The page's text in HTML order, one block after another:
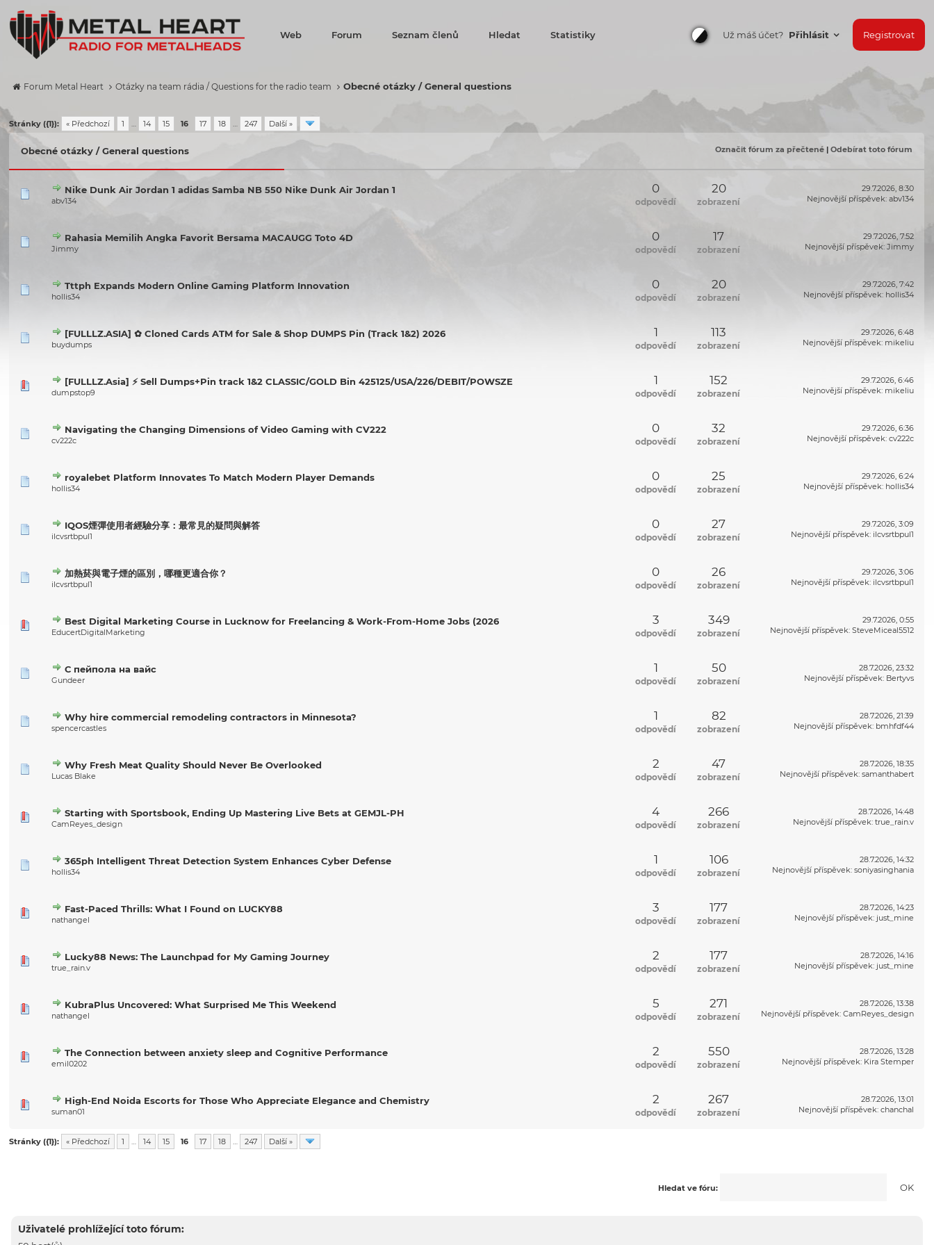
Web Forum Seznam členů Hledat Statistiky Už máš účet? Přihlásit Registrovat
Forum Metal Heart Otázky na team rádia / Questions for the radio team Obecné otázky / General questions
Stránky ({1}): « Předchozí 1 … 14 15 16 17 18 … 247 Další »
Označit fórum za přečtené |Odebírat toto fórum
Obecné otázky / General questions
Nike Dunk Air Jordan 1 adidas Samba NB 550 Nike Dunk Air Jordan 1
abv134
0
odpovědí
20
zobrazení
29.7.2026, 8:30
Nejnovější příspěvek:abv134
Rahasia Memilih Angka Favorit Bersama MACAUGG Toto 4D
Jimmy
0
odpovědí
17
zobrazení
29.7.2026, 7:52
Nejnovější příspěvek:Jimmy
Tttph Expands Modern Online Gaming Platform Innovation
hollis34
0
odpovědí
20
zobrazení
29.7.2026, 7:42
Nejnovější příspěvek: hollis34
[FULLLZ.ASIA] ✿ Cloned Cards ATM for Sale & Shop DUMPS Pin (Track 1&2) 2026
buydumps
1
odpovědí
113
zobrazení
29.7.2026, 6:48
Nejnovější příspěvek: mikeliu
[FULLLZ.Asia] ⚡ Sell Dumps+Pin track 1&2 CLASSIC/GOLD Bin 425125/USA/226/DEBIT/POWSZE
dumpstop9
1
odpovědí
152
zobrazení
29.7.2026, 6:46
Nejnovější příspěvek: mikeliu
Navigating the Changing Dimensions of Video Gaming with CV222
cv222c
0
odpovědí
32
zobrazení
29.7.2026, 6:36
Nejnovější příspěvek:cv222c
royalebet Platform Innovates To Match Modern Player Demands
hollis34
0
odpovědí
25
zobrazení
29.7.2026, 6:24
Nejnovější příspěvek: hollis34
IQOS煙彈使用者經驗分享：最常見的疑問與解答
ilcvsrtbpul1
0
odpovědí
27
zobrazení
29.7.2026, 3:09
Nejnovější příspěvek: ilcvsrtbpul1
加熱菸與電子煙的區別，哪種更適合你？
ilcvsrtbpul1
0
odpovědí
26
zobrazení
29.7.2026, 3:06
Nejnovější příspěvek: ilcvsrtbpul1
Best Digital Marketing Course in Lucknow for Freelancing & Work-From-Home Jobs (2026
EducertDigitalMarketing
3
odpovědí
349
zobrazení
29.7.2026, 0:55
Nejnovější příspěvek:SteveMiceal5512
С пейпола на вайс
Gundeer
1
odpovědí
50
zobrazení
28.7.2026, 23:32
Nejnovější příspěvek: Bertyvs
Why hire commercial remodeling contractors in Minnesota?
spencercastles
1
odpovědí
82
zobrazení
28.7.2026, 21:39
Nejnovější příspěvek: bmhfdf44
Why Fresh Meat Quality Should Never Be Overlooked
Lucas Blake
2
odpovědí
47
zobrazení
28.7.2026, 18:35
Nejnovější příspěvek:samanthabert
Starting with Sportsbook, Ending Up Mastering Live Bets at GEMJL-PH
CamReyes_design
4
odpovědí
266
zobrazení
28.7.2026, 14:48
Nejnovější příspěvek:true_rain.v
365ph Intelligent Threat Detection System Enhances Cyber Defense
hollis34
1
odpovědí
106
zobrazení
28.7.2026, 14:32
Nejnovější příspěvek:soniyasinghania
Fast-Paced Thrills: What I Found on LUCKY88
nathangel
3
odpovědí
177
zobrazení
28.7.2026, 14:23
Nejnovější příspěvek: just_mine
Lucky88 News: The Launchpad for My Gaming Journey
true_rain.v
2
odpovědí
177
zobrazení
28.7.2026, 14:16
Nejnovější příspěvek: just_mine
KubraPlus Uncovered: What Surprised Me This Weekend
nathangel
5
odpovědí
271
zobrazení
28.7.2026, 13:38
Nejnovější příspěvek:CamReyes_design
The Connection between anxiety sleep and Cognitive Performance
emil0202
2
odpovědí
550
zobrazení
28.7.2026, 13:28
Nejnovější příspěvek: Kira Stemper
High-End Noida Escorts for Those Who Appreciate Elegance and Chemistry
suman01
2
odpovědí
267
zobrazení
28.7.2026, 13:01
Nejnovější příspěvek:chanchal
Stránky ({1}): « Předchozí 1 … 14 15 16 17 18 … 247 Další »
Hledat ve fóru:
Uživatelé prohlížející toto fórum: